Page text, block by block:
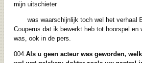
mijn uitschieter
was waarschijnlijk toch wel het verhaal
Couperus dat ik bewerkt heb tot hoorspel en
was, ook in de pers.
004.Als u geen acteur was geworden,